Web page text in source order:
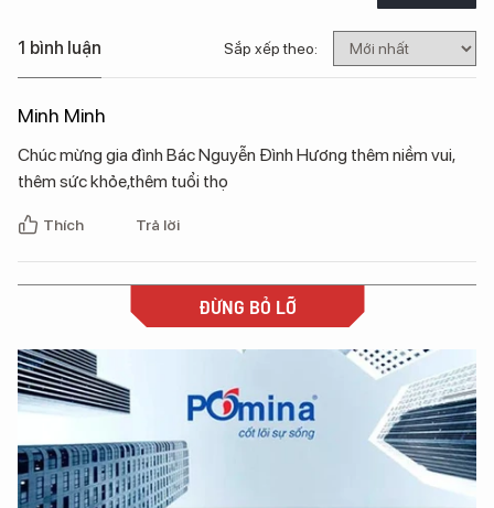
1 bình luận Sắp xếp theo:
Minh Minh
Chúc mừng gia đình Bác Nguyễn Đình Hương thêm niềm vui,
thêm sức khỏe,thêm tuổi thọ
Thích Trả lời
ĐỪNG BỎ LỠ